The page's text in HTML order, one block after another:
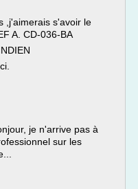
,j'aimerais s'avoir le
A. CD-036-BA
je n'arrive pas à
sur les